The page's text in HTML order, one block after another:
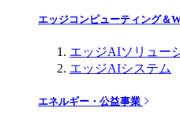
エッジコンピューティング＆
エッジAIソリュー
エッジAIシステム
エネルギー・公益事業